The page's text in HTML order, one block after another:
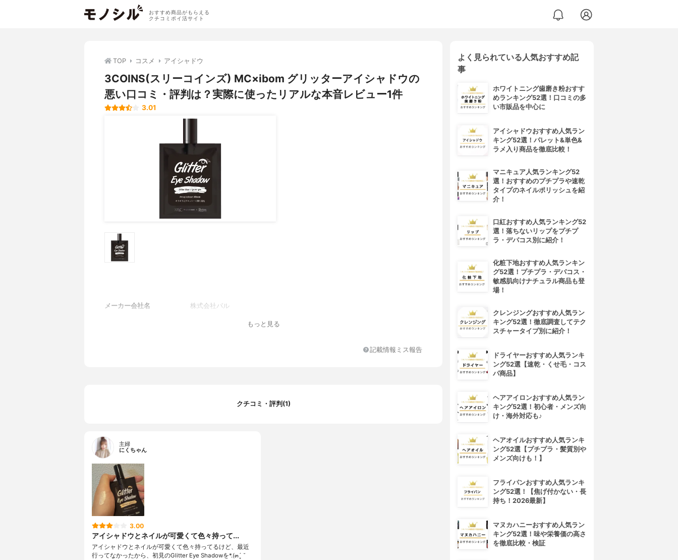
おすすめ商品がもらえる
クチコミポイ活サイト
TOP コスメ アイシャドウ
3COINS(スリーコインズ) MC×ibom グリッターアイシャドウの
悪い口コミ・評判は？実際に使ったリアルな本音レビュー1件
3.01
メーカー会社名 株式会社パル
もっと見る
記載情報ミス報告
クチコミ・評判(1)
主婦
にくちゃん
3.00
アイシャドウとネイルが可愛くて色々持って...
アイシャドウとネイルが可愛くて色々持ってるけど、最近
行ってなかったから、初見のGlitter Eye Shadowを*.(๓´͈ ˘
よく見られている人気おすすめ記
事
ホワイトニング歯磨き粉おすす
めランキング52選！口コミの多
い市販品を中心に
アイシャドウおすすめ人気ラン
キング52選！パレット&単色&
ラメ入り商品を徹底比較！
マニキュア人気ランキング52
選！おすすめのプチプラや速乾
タイプのネイルポリッシュを紹
介！
口紅おすすめ人気ランキング52
選！落ちないリップをプチプ
ラ・デパコス別に紹介！
化粧下地おすすめ人気ランキン
グ52選！プチプラ・デパコス・
敏感肌向けナチュラル商品も登
場！
クレンジングおすすめ人気ラン
キング52選！徹底調査してテク
スチャータイプ別に紹介！
ドライヤーおすすめ人気ランキ
ング52選【速乾・くせ毛・コス
パ商品】
ヘアアイロンおすすめ人気ラン
キング52選！初心者・メンズ向
け・海外対応も♪
ヘアオイルおすすめ人気ランキ
ング52選【プチプラ・髪質別や
メンズ向けも！】
フライパンおすすめ人気ランキ
ング52選！【焦げ付かない・長
持ち！2026最新】
マヌカハニーおすすめ人気ラン
キング52選！味や栄養価の高さ
を徹底比較・検証